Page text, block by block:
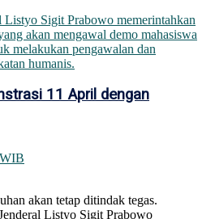
11 April dengan
akan tetap ditindak tegas.
Listyo Sigit Prabowo